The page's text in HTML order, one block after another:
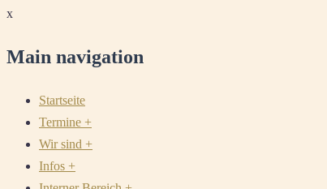
x
Main navigation
Startseite
Termine +
Wir sind +
Infos +